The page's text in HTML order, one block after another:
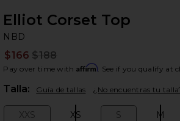
Elliot Corset Top
NBD
$166 $188
Pay over time with Affirm. See if you qualify at
Talla: Guía de tallas ¿No encuentras tu
XXS XS S M